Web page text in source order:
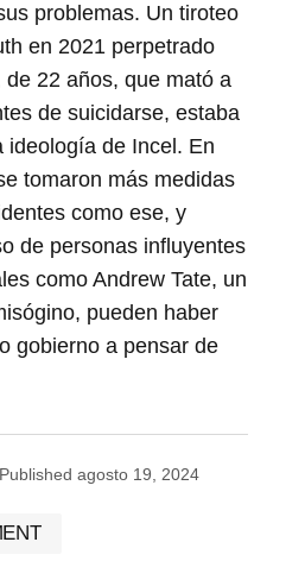
problemas. Un tiroteo
en 2021 perpetrado
22 años, que mató a
de suicidarse, estaba
ideología de Incel. En
tomaron más medidas
como ese, y
de personas influyentes
como Andrew Tate, un
pueden haber
gobierno a pensar de
Published agosto 19, 2024